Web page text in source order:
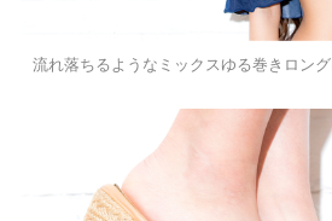
流れ落ちるようなミックスゆる巻きロン